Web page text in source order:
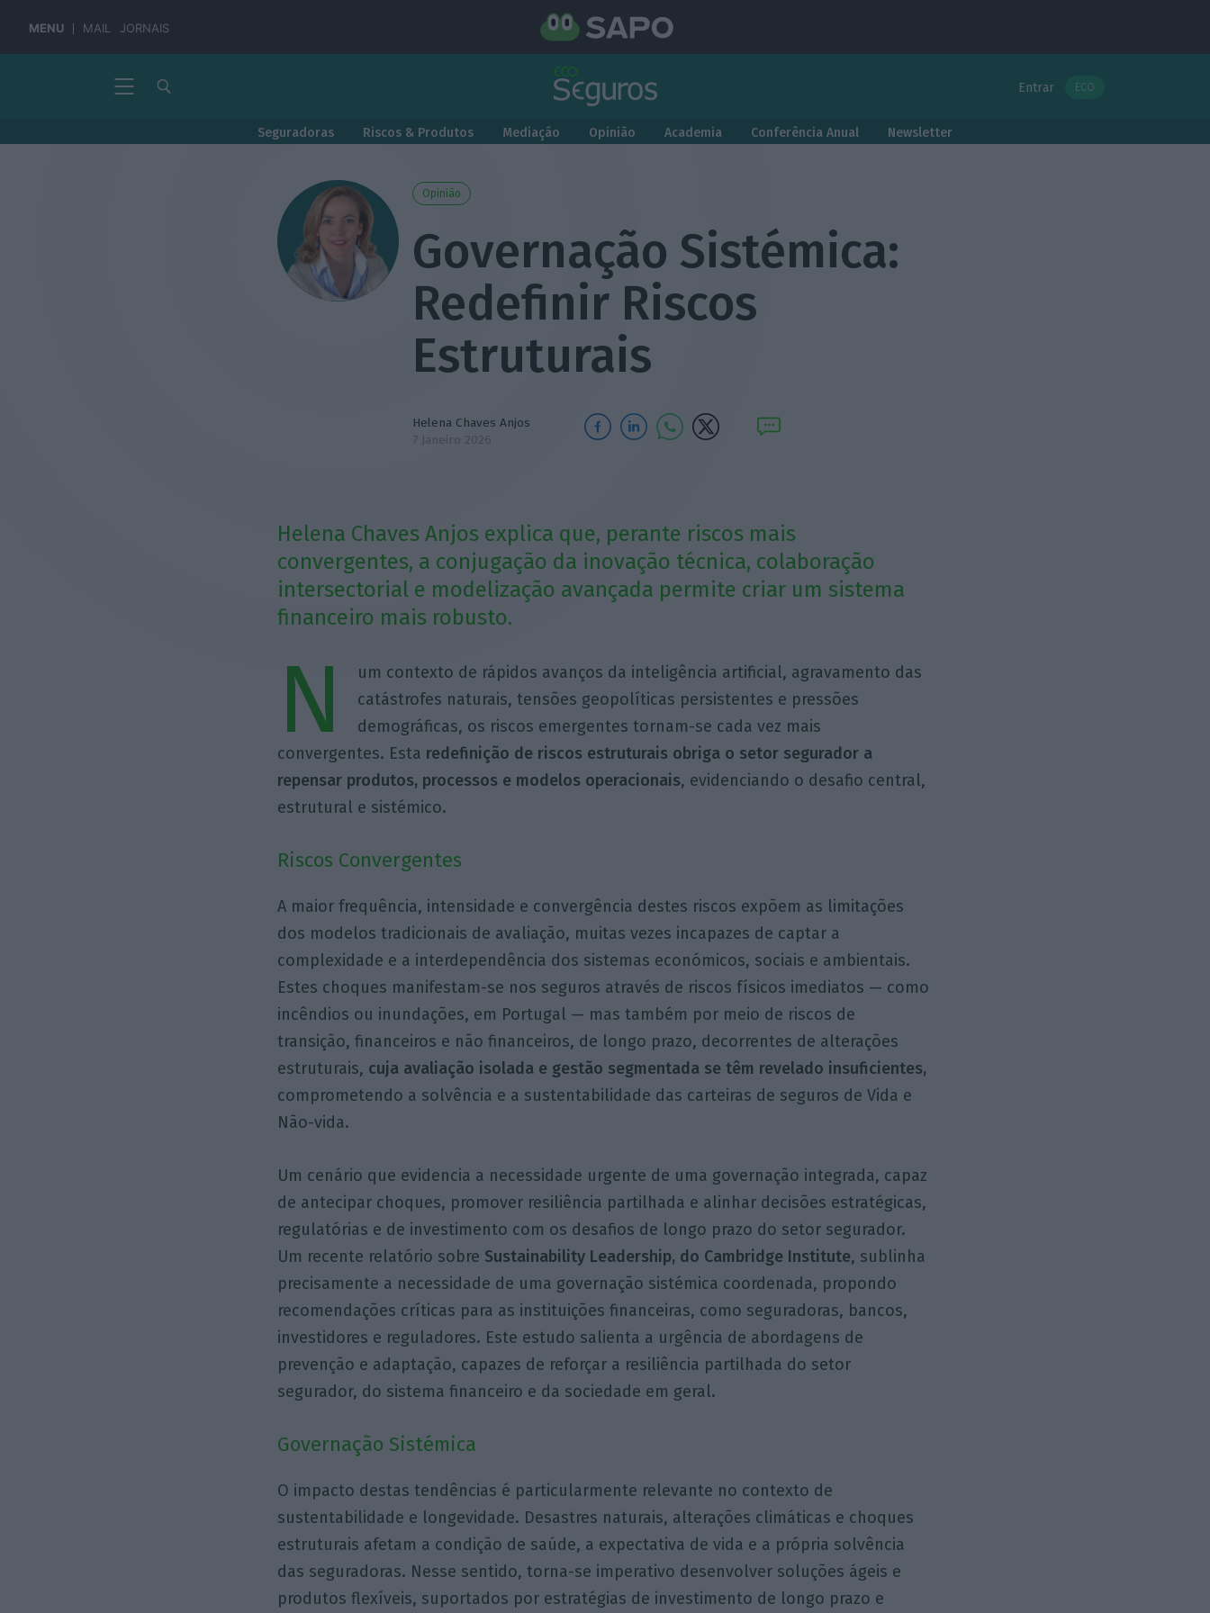
MENU MAIL JORNAIS
Entrar ECO
Seguradoras Riscos & Produtos Mediação Opinião Academia Conferência Anual Newsletter
Opinião
Governação Sistémica:
Redefinir Riscos
Estruturais
Helena Chaves Anjos
7 Janeiro 2026
Helena Chaves Anjos explica que, perante riscos mais
convergentes, a conjugação da inovação técnica, colaboração
intersectorial e modelização avançada permite criar um sistema
financeiro mais robusto.
N
um contexto de rápidos avanços da inteligência artificial, agravamento das
catástrofes naturais, tensões geopolíticas persistentes e pressões
demográficas, os riscos emergentes tornam-se cada vez mais
convergentes. Esta redefinição de riscos estruturais obriga o setor segurador a
repensar produtos, processos e modelos operacionais, evidenciando o desafio central,
estrutural e sistémico.
Riscos Convergentes
A maior frequência, intensidade e convergência destes riscos expõem as limitações
dos modelos tradicionais de avaliação, muitas vezes incapazes de captar a
complexidade e a interdependência dos sistemas económicos, sociais e ambientais.
Estes choques manifestam-se nos seguros através de riscos físicos imediatos — como
incêndios ou inundações, em Portugal — mas também por meio de riscos de
transição, financeiros e não financeiros, de longo prazo, decorrentes de alterações
estruturais, cuja avaliação isolada e gestão segmentada se têm revelado insuficientes,
comprometendo a solvência e a sustentabilidade das carteiras de seguros de Vida e
Não-vida.
Um cenário que evidencia a necessidade urgente de uma governação integrada, capaz
de antecipar choques, promover resiliência partilhada e alinhar decisões estratégicas,
regulatórias e de investimento com os desafios de longo prazo do setor segurador.
Um recente relatório sobre Sustainability Leadership, do Cambridge Institute, sublinha
precisamente a necessidade de uma governação sistémica coordenada, propondo
recomendações críticas para as instituições financeiras, como seguradoras, bancos,
investidores e reguladores. Este estudo salienta a urgência de abordagens de
prevenção e adaptação, capazes de reforçar a resiliência partilhada do setor
segurador, do sistema financeiro e da sociedade em geral.
Governação Sistémica
O impacto destas tendências é particularmente relevante no contexto de
sustentabilidade e longevidade. Desastres naturais, alterações climáticas e choques
estruturais afetam a condição de saúde, a expectativa de vida e a própria solvência
das seguradoras. Nesse sentido, torna-se imperativo desenvolver soluções ágeis e
produtos flexíveis, suportados por estratégias de investimento de longo prazo e